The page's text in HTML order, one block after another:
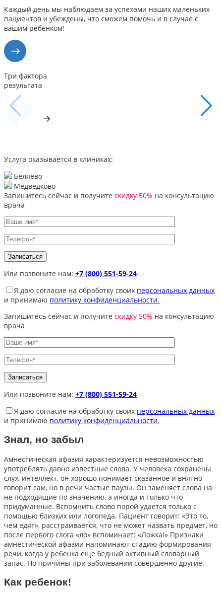
Каждый день мы наблюдаем за успехами наших маленьких
пациентов и убеждены, что сможем помочь и в случае с
вашим ребенком!
Три фактора
результата
Услуга оказывается в клиниках:
Беляево
Медведково
Запишитесь сейчас и получите скидку 50% на консультацию
врача
Или позвоните нам: +7 (800) 551-59-24
Я даю согласие на обработку своих персональных данных
и принимаю политику конфиденциальности.
Запишитесь сейчас и получите скидку 50% на консультацию
врача
Или позвоните нам: +7 (800) 551-59-24
Я даю согласие на обработку своих персональных данных
и принимаю политику конфиденциальности.
Знал, но забыл
Амнестическая афазия характеризуется невозможностью
употреблять давно известные слова. У человека сохранены
слух, интеллект, он хорошо понимает сказанное и внятно
говорит сам, но в речи частые паузы. Он заменяет слова на
не подходящие по значению, а иногда и только что
придуманные. Вспомнить слово порой удается только с
помощью близких или логопеда. Пациент говорит: «Это то,
чем едят», расстраивается, что не может назвать предмет, но
после первого слога «ло» вспоминает: «Ложка!» Признаки
амнестической афазии напоминают стадию формирования
речи, когда у ребенка еще бедный активный словарный
запас. Но причины при заболевании совершенно другие.
Как ребенок!